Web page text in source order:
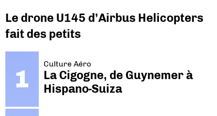
Le drone U145 d’Airbus Helicopters
fait des petits
Culture Aéro
La Cigogne, de Guynemer à
Hispano-Suiza